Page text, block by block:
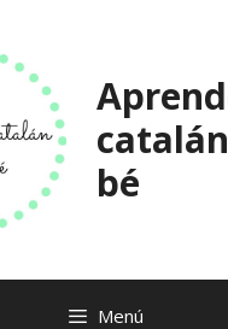
bé
Menú